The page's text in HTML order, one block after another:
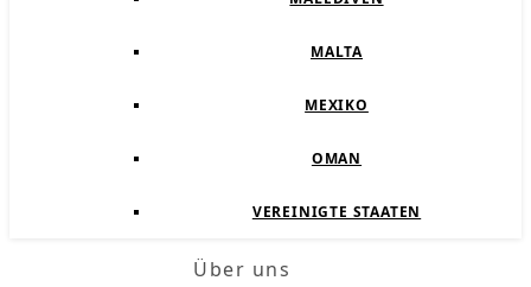
MALTA
MEXIKO
OMAN
VEREINIGTE STAATEN
Über uns